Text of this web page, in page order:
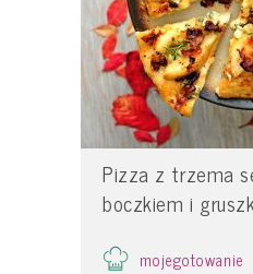
Pizza z trzema
boczkiem i
mojegotowanie